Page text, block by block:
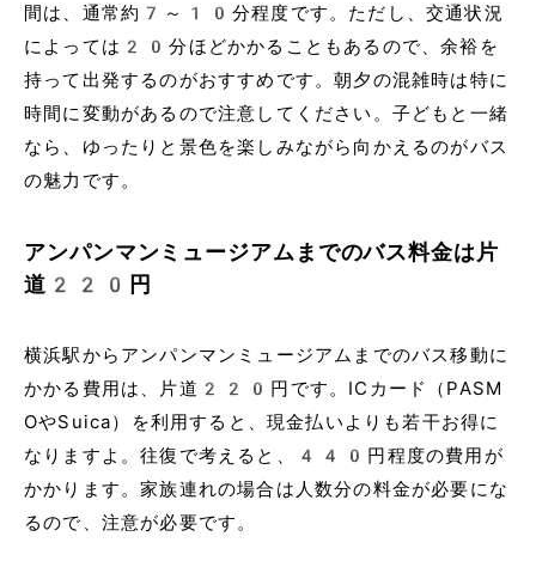
間は、通常約7～10分程度です。ただし、交通状況
によっては20分ほどかかることもあるので、余裕を
持って出発するのがおすすめです。朝夕の混雑時は特に
時間に変動があるので注意してください。子どもと一緒
なら、ゆったりと景色を楽しみながら向かえるのがバス
の魅力です。
アンパンマンミュージアムまでのバス料金は片
道220円
横浜駅からアンパンマンミュージアムまでのバス移動に
かかる費用は、片道220円です。ICカード（PASM
OやSuica）を利用すると、現金払いよりも若干お得に
なりますよ。往復で考えると、440円程度の費用が
かかります。家族連れの場合は人数分の料金が必要にな
るので、注意が必要です。